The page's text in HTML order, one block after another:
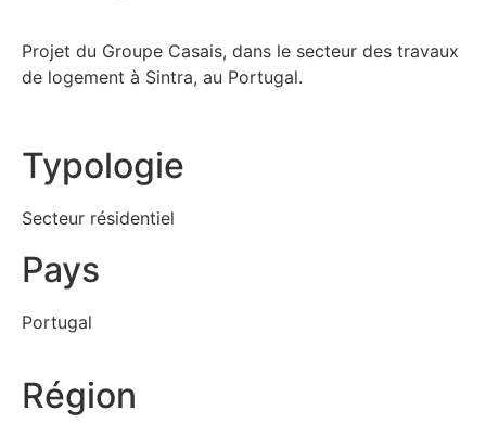
Projet du Groupe Casais, dans le secteur des travaux
de logement à Sintra, au Portugal.
Typologie
Secteur résidentiel
Pays
Portugal
Région